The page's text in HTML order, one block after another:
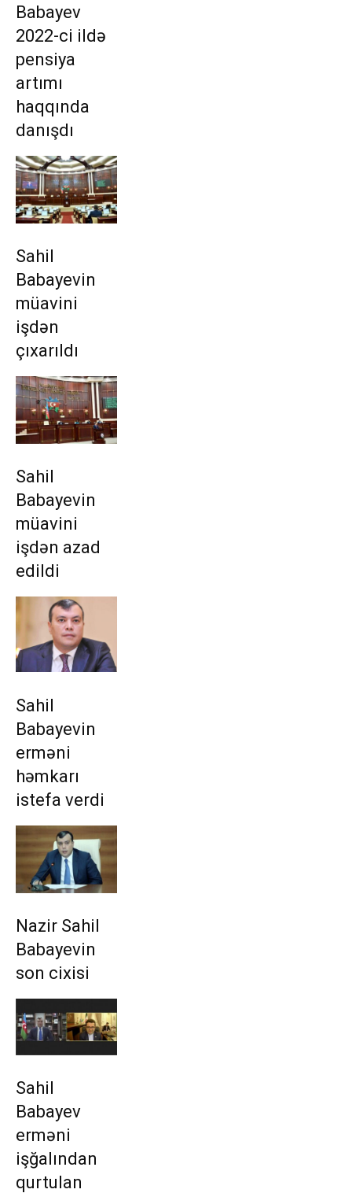
Babayev
2022-ci ildə
pensiya
artımı
haqqında
danışdı
Sahil
Babayevin
müavini
işdən
çıxarıldı
Sahil
Babayevin
müavini
işdən azad
edildi
Sahil
Babayevin
erməni
həmkarı
istefa verdi
Nazir Sahil
Babayevin
son cixisi
Sahil
Babayev
erməni
işğalından
qurtulan